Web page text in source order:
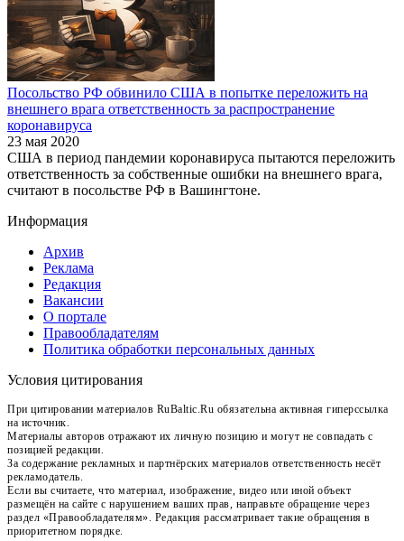
Посольство РФ обвинило США в попытке переложить на
внешнего врага ответственность за распространение
коронавируса
23 мая 2020
США в период пандемии коронавируса пытаются переложить
ответственность за собственные ошибки на внешнего врага,
считают в посольстве РФ в Вашингтоне.
Информация
Архив
Реклама
Редакция
Вакансии
О портале
Правообладателям
Политика обработки персональных данных
Условия цитирования
При цитировании материалов RuBaltic.Ru обязательна активная гиперссылка
на источник.
Материалы авторов отражают их личную позицию и могут не совпадать с
позицией редакции.
За содержание рекламных и партнёрских материалов ответственность несёт
рекламодатель.
Если вы считаете, что материал, изображение, видео или иной объект
размещён на сайте с нарушением ваших прав, направьте обращение через
раздел «Правообладателям». Редакция рассматривает такие обращения в
приоритетном порядке.